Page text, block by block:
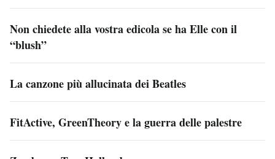
Non chiedete alla vostra edicola se ha Elle con il
“blush”
La canzone più allucinata dei Beatles
FitActive, GreenTheory e la guerra delle palestre